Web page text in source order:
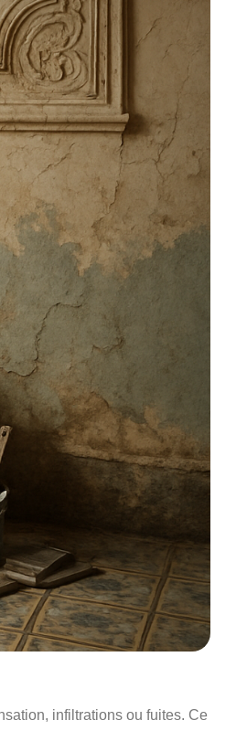
infiltrations ou fuites. Ce